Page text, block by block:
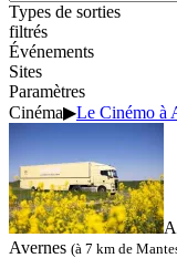
Types de sorties
filtrés
Événements
Sites
Paramètres
Cinéma▶Le Cinémo à
Avernes (à 7 km de